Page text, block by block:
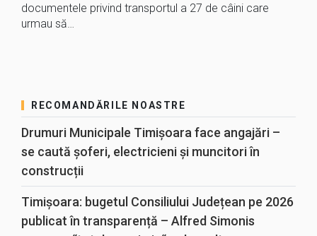
documentele privind transportul a 27 de câini care
urmau să…
RECOMANDĂRILE NOASTRE
Drumuri Municipale Timișoara face angajări –
se caută șoferi, electricieni și muncitori în
construcții
Timișoara: bugetul Consiliului Județean pe 2026
publicat în transparență – Alfred Simonis